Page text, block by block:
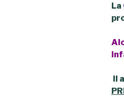
La
Il